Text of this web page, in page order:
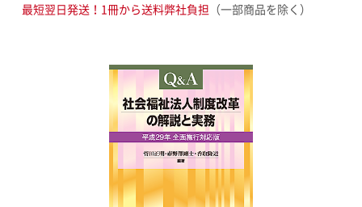
最短翌日発送！1冊から送料弊社負担 （一部商品を除く）